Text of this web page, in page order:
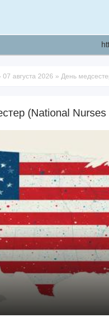
07 августа 2026 » День
(National